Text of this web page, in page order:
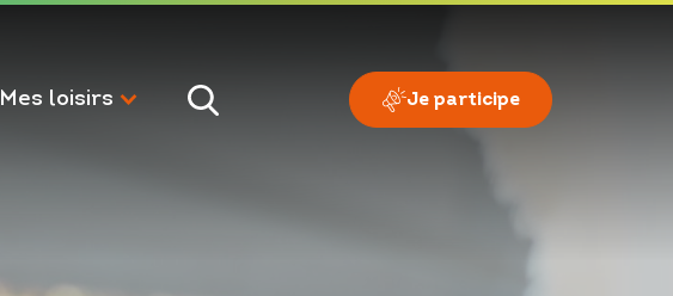
Mes loisirs Je participe